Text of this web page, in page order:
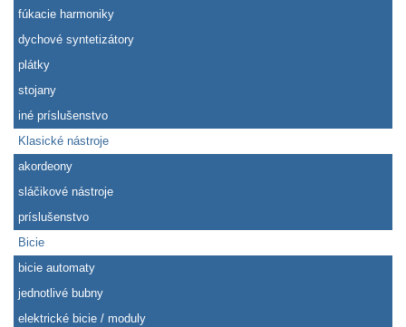
fúkacie harmoniky
dychové syntetizátory
plátky
stojany
iné príslušenstvo
Klasické nástroje
akordeony
sláčikové nástroje
príslušenstvo
Bicie
bicie automaty
jednotlivé bubny
elektrické bicie / moduly